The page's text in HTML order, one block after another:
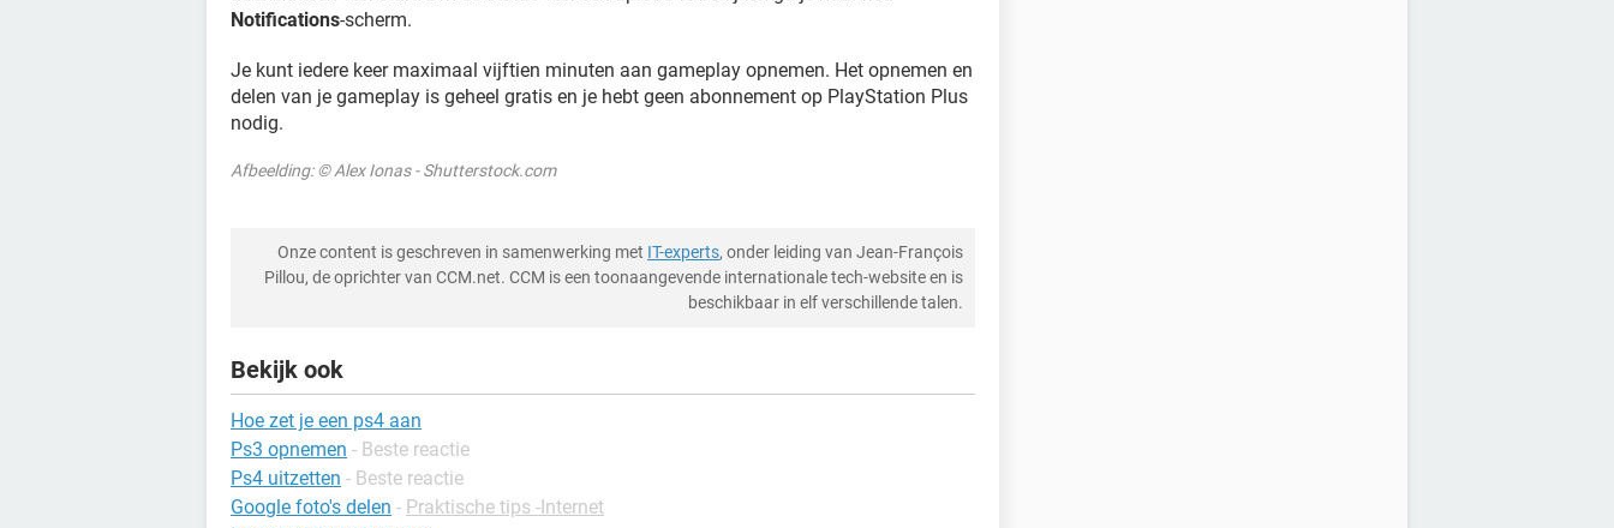
Notifications-scherm.
Je kunt iedere keer maximaal vijftien minuten aan gameplay opnemen. Het opnemen en
delen van je gameplay is geheel gratis en je hebt geen abonnement op PlayStation Plus
nodig.
Afbeelding: © Alex Ionas - Shutterstock.com
Onze content is geschreven in samenwerking met IT-experts, onder leiding van Jean-François
Pillou, de oprichter van CCM.net. CCM is een toonaangevende internationale tech-website en is
beschikbaar in elf verschillende talen.
Bekijk ook
Hoe zet je een ps4 aan
Ps3 opnemen - Beste reactie
Ps4 uitzetten - Beste reactie
Google foto's delen - Praktische tips -Internet